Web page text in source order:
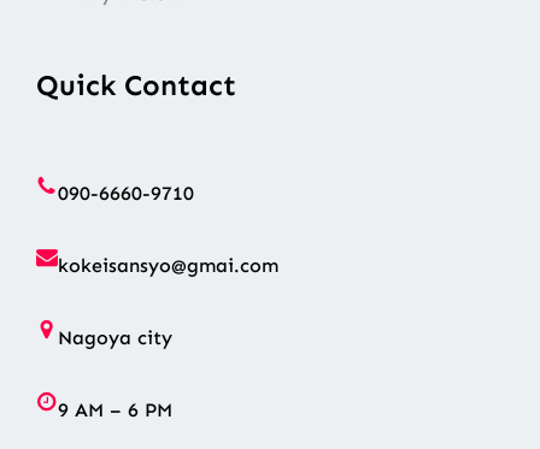
Quick Contact
090-6660-9710
kokeisansyo@gmai.com
Nagoya city
9 AM – 6 PM